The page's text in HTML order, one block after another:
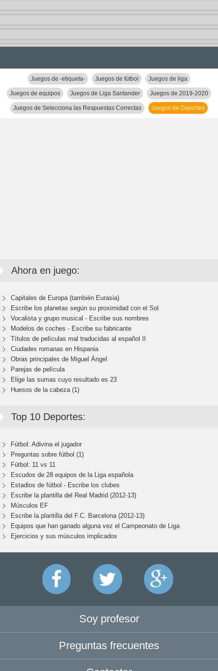
Juegos de -etiqueta- Juegos de fútbol Juegos de liga
Juegos de equipos Juegos de Liga Santander Juegos de 2019-2020
Juegos de Selecciona las Respuestas Correctas Juegos de Deportes
Ahora en juego:
Capitales de Europa (también Eurasia)
Escribe los planetas según su proximidad con el Sol
Vocalista y grupo musical - Escribe sus nombres
Modelos de coches - Escribe su fabricante
Títulos de películas mal traducidas al español II
Ciudades romanas en Hispania
Obras principales de Miguel Ángel
Parejas de película
Elige las sumas cuyo resultado es 23
Huesos de la cabeza (1)
Top 10 Deportes:
Fútbol: Adivina el jugador
Preguntas sobre fútbol (1)
Fútbol: 11 vs 11
Escudos de 28 equipos de la Liga española
Estadios de fútbol - Escribe los clubes
Escribe la plantilla del Real Madrid (2012-13)
Músculos EF
Escribe la plantilla del F.C. Barcelona (2012-13)
Equipos que han ganado alguna vez el Campeonato de Liga
Ejercicios y sus músculos implicados
Soy profesor
Preguntas frecuentes